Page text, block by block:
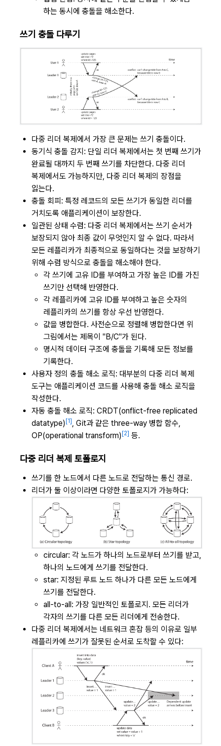
하는 동시에 충돌을 해소한다.
쓰기 충돌 다루기
다중 리더 복제에서 가장 큰 문제는 쓰기 충돌이다.
동기식 충돌 감지: 단일 리더 복제에서는 첫 번째 쓰기가
완료될 대까지 두 번째 쓰기를 차단한다. 다중 리더
복제에서도 가능하지만, 다중 리더 복제의 장점을
잃는다.
충돌 회피: 특정 레코드의 모든 쓰기가 동일한 리더를
거치도록 애플리케이션이 보장한다.
일관된 상태 수렴: 다중 리더 복제에서는 쓰기 순서가
보장되지 않아 최종 값이 무엇인지 알 수 없다. 따라서
모든 레플리카가 최종적으로 동일하다는 것을 보장하기
위해 수렴 방식으로 충돌을 해소해야 한다.
각 쓰기에 고유 ID를 부여하고 가장 높은 ID를 가진
쓰기만 선택해 반영한다.
각 레플리카에 고유 ID를 부여하고 높은 숫자의
레플리카의 쓰기를 항상 우선 반영한다.
값을 병합한다. 사전순으로 정렬해 병합한다면 위
그림에서는 제목이 "B/C"가 된다.
명시적 데이터 구조에 충돌을 기록해 모든 정보를
기록한다.
사용자 정의 충돌 해소 로직: 대부분의 다중 리더 복제
도구는 애플리케이션 코드를 사용해 충돌 해소 로직을
작성한다.
자동 충돌 해소 로직: CRDT(onflict-free replicated
datatype) [1] , Git과 같은 three-way 병합 함수,
OP(operational transform) [2] 등.
다중 리더 복제 토폴로지
쓰기를 한 노드에서 다른 노드로 전달하는 통신 경로.
리더가 둘 이상이라면 다양한 토폴로지가 가능하다:
circular: 각 노드가 하나의 노드로부터 쓰기를 받고,
하나의 노드에게 쓰기를 전달한다.
star: 지정된 루트 노드 하나가 다른 모든 노드에게
쓰기를 전달한다.
all-to-all: 가장 일반적인 토폴로지. 모든 리더가
각자의 쓰기를 다른 모든 리더에게 전송한다.
다중 리더 복제에서는 네트워크 혼잡 등의 이유로 일부
레플리카에 쓰기가 잘못된 순서로 도착할 수 있다: